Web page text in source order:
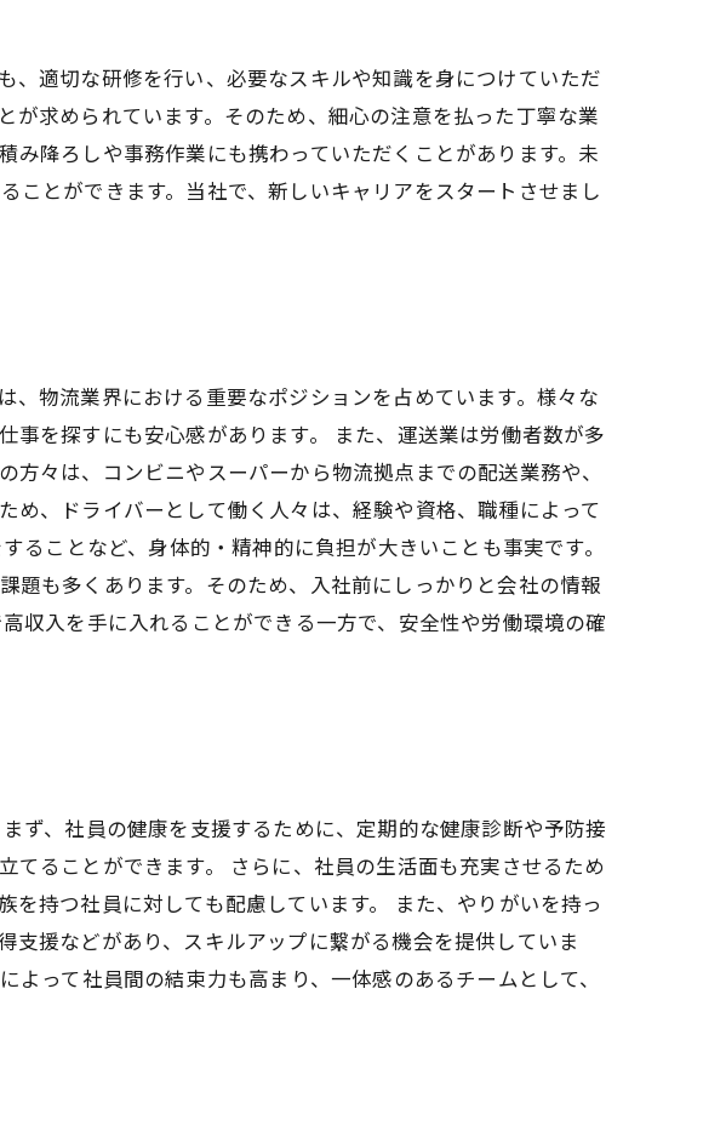
、適切な研修を行い、必要なスキルや知識を身につけていただ
求められています。そのため、細心の注意を払った丁寧な業
降ろしや事務作業にも携わっていただくことがあります。未
とができます。当社で、新しいキャリアをスタートさせまし
物流業界における重要なポジションを占めています。様々な
を探すにも安心感があります。 また、運送業は労働者数が多
々は、コンビニやスーパーから物流拠点までの配送業務や、
、ドライバーとして働く人々は、経験や資格、職種によって
ことなど、身体的・精神的に負担が大きいことも事実です。
題も多くあります。そのため、入社前にしっかりと会社の情報
収入を手に入れることができる一方で、安全性や労働環境の確
ず、社員の健康を支援するために、定期的な健康診断や予防接
ることができます。 さらに、社員の生活面も充実させるため
持つ社員に対しても配慮しています。 また、やりがいを持っ
援などがあり、スキルアップに繋がる機会を提供していま
って社員間の結束力も高まり、一体感のあるチームとして、